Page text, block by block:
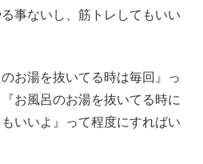
事ないし、筋トレしてもいい
お湯を抜いてる時は毎回』っ
お風呂のお湯を抜いてる時に
いいよ』って程度にすればい